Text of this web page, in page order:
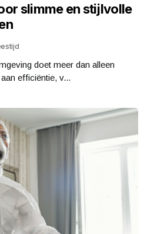
slimme en stijlvolle
doet meer dan alleen
efficiëntie, v...